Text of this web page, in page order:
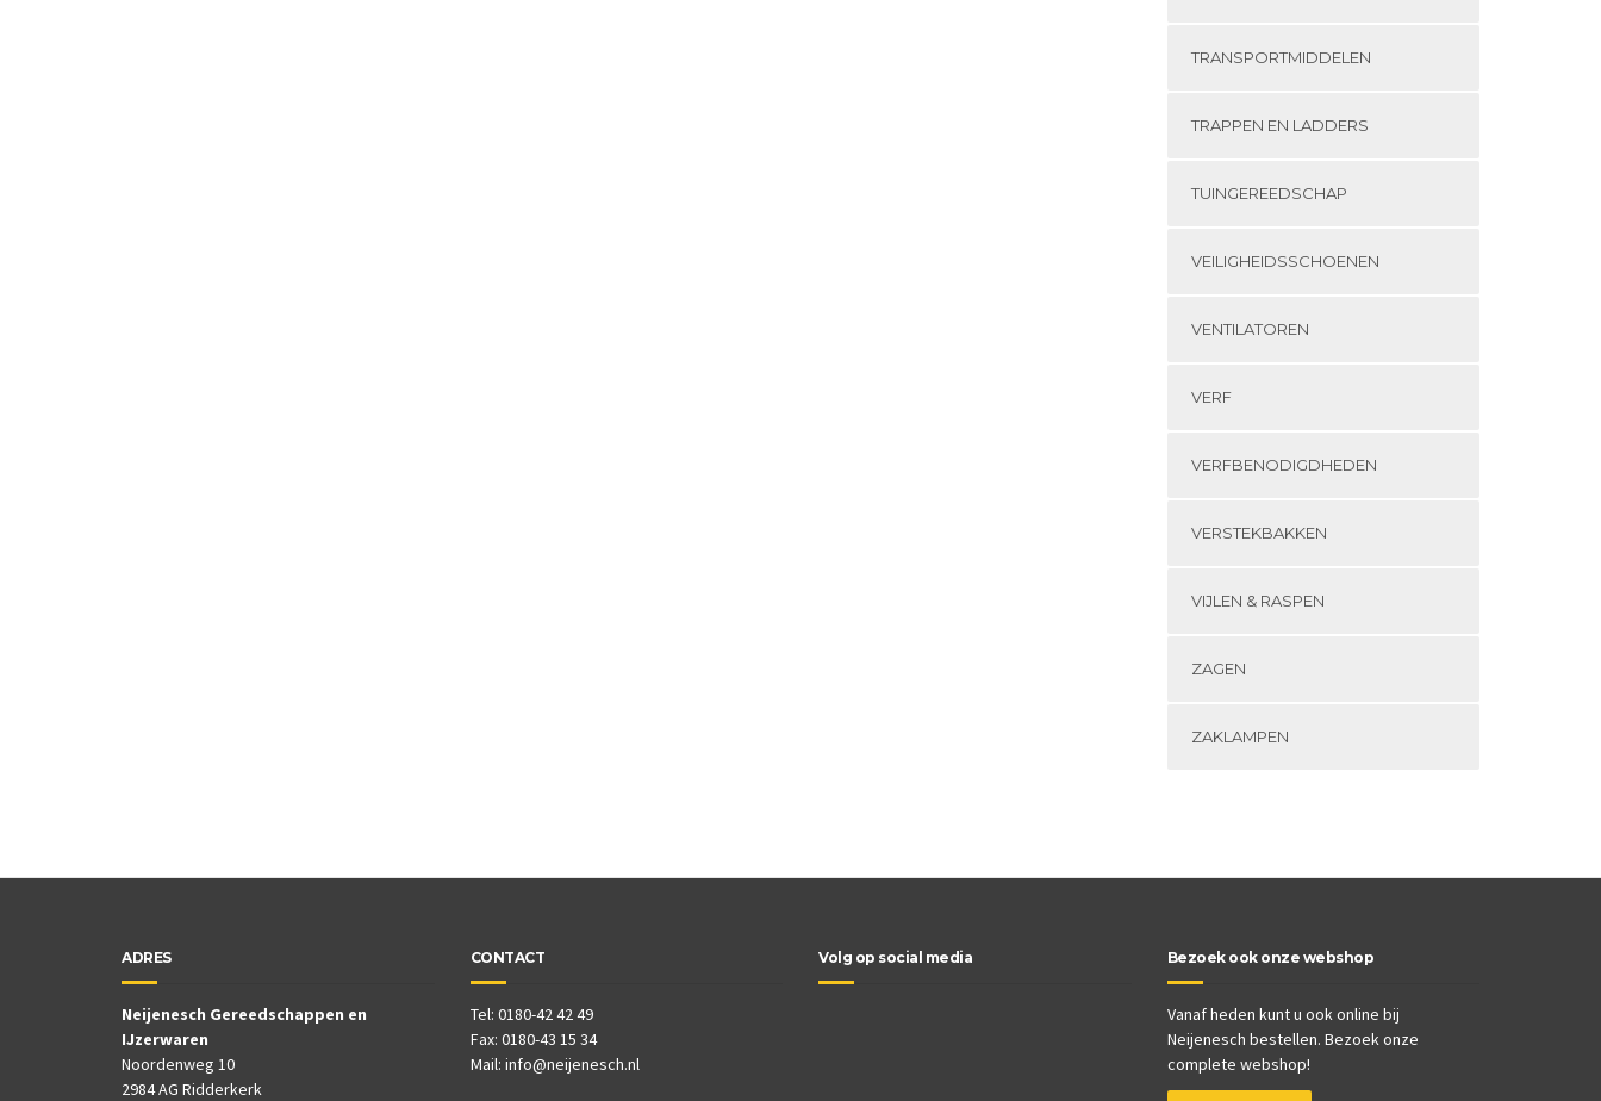
TRANSPORTMIDDELEN
TRAPPEN EN LADDERS
TUINGEREEDSCHAP
VEILIGHEIDSSCHOENEN
VENTILATOREN
VERF
VERFBENODIGDHEDEN
VERSTEKBAKKEN
VIJLEN & RASPEN
ZAGEN
ZAKLAMPEN
ADRES
Neijenesch Gereedschappen en
IJzerwaren
Noordenweg 10
2984 AG Ridderkerk
CONTACT
Tel: 0180-42 42 49
Fax: 0180-43 15 34
Mail: info@neijenesch.nl
Volg op social media Bezoek ook onze webshop
Vanaf heden kunt u ook online bij
Neijenesch bestellen. Bezoek onze
complete webshop!